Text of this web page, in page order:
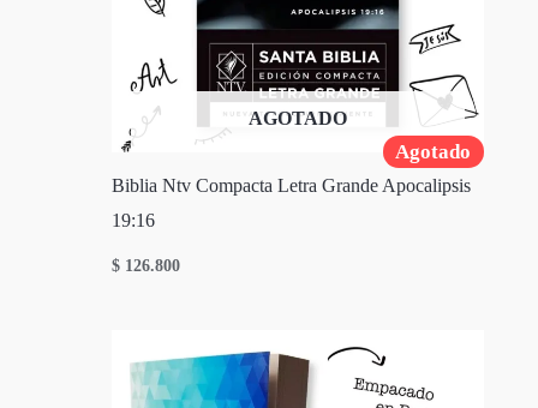
Agotado
AGOTADO
Biblia Ntv Compacta Letra Grande Apocalipsis
19:16
$ 126.800